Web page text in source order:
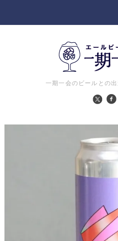
一期一会のビールとの